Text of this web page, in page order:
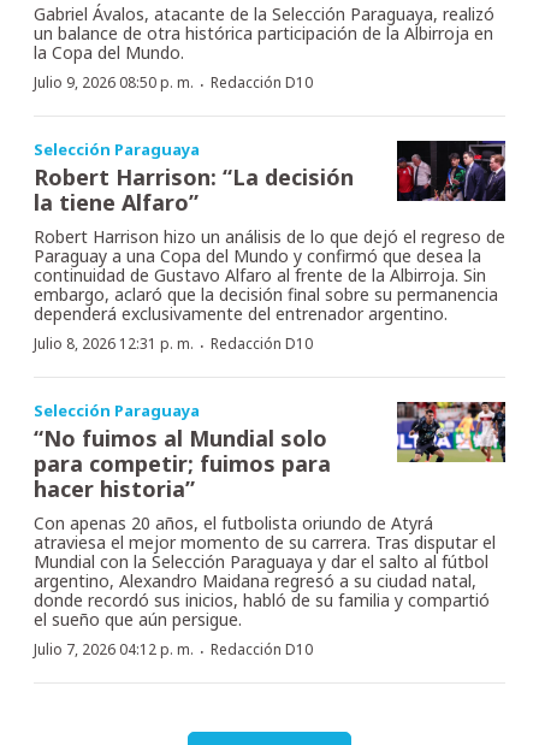
Gabriel Ávalos, atacante de la Selección Paraguaya, realizó
un balance de otra histórica participación de la Albirroja en
la Copa del Mundo.
Julio 9, 2026 08:50 p. m. · Redacción D10
Selección Paraguaya
Robert Harrison: “La decisión
la tiene Alfaro”
Robert Harrison hizo un análisis de lo que dejó el regreso de
Paraguay a una Copa del Mundo y confirmó que desea la
continuidad de Gustavo Alfaro al frente de la Albirroja. Sin
embargo, aclaró que la decisión final sobre su permanencia
dependerá exclusivamente del entrenador argentino.
Julio 8, 2026 12:31 p. m. · Redacción D10
Selección Paraguaya
“No fuimos al Mundial solo
para competir; fuimos para
hacer historia”
Con apenas 20 años, el futbolista oriundo de Atyrá
atraviesa el mejor momento de su carrera. Tras disputar el
Mundial con la Selección Paraguaya y dar el salto al fútbol
argentino, Alexandro Maidana regresó a su ciudad natal,
donde recordó sus inicios, habló de su familia y compartió
el sueño que aún persigue.
Julio 7, 2026 04:12 p. m. · Redacción D10